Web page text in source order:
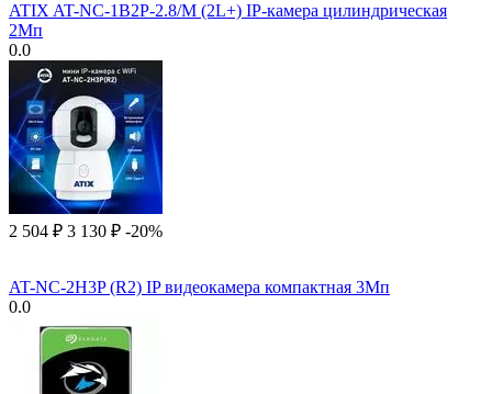
ATIX AT-NC-1B2P-2.8/M (2L+) IP-камера цилиндрическая
2Мп
0.0
2 504 ₽ 3 130 ₽ -20%
AT-NC-2H3P (R2) IP видеокамера компактная 3Мп
0.0